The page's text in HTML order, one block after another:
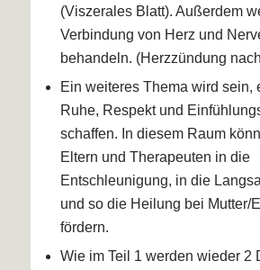
(Viszerales Blatt). Außerdem
Verbindung von Herz und
behandeln. (Herzzündung
Ein weiteres Thema wird sein,
Ruhe, Respekt und
schaffen. In diesem Raum
Eltern und Therapeuten in die
Entschleunigung, in die
und so die Heilung bei Mutter/
fördern.
Wie im Teil 1 werden wieder 2